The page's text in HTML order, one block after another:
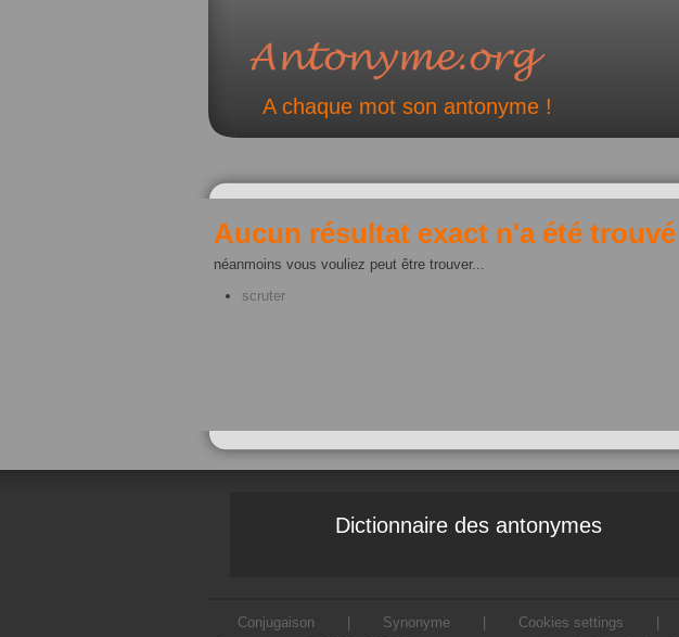
A chaque mot son antonyme !
Aucun résultat exact n'a été trouvé
néanmoins vous vouliez peut être trouver...
scruter
Dictionnaire des antonymes
Conjugaison Synonyme Cookies settings